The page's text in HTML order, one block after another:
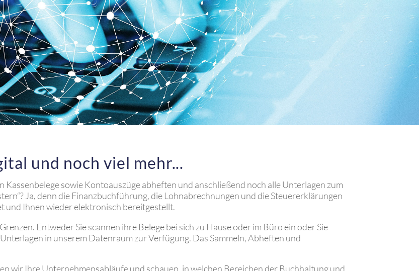
und noch viel mehr...
Kassenbelege sowie Kontoauszüge abheften und anschließend noch alle Unterlagen zum
Ja, denn die Finanzbuchführung, die Lohnabrechnungen und die Steuererklärungen
und Ihnen wieder elektronisch bereitgestellt.
Entweder Sie scannen ihre Belege bei sich zu Hause oder im Büro ein oder Sie
in unserem Datenraum zur Verfügung. Das Sammeln, Abheften und
wir Ihre Unternehmensabläufe und schauen, in welchen Bereichen der Buchhaltung und